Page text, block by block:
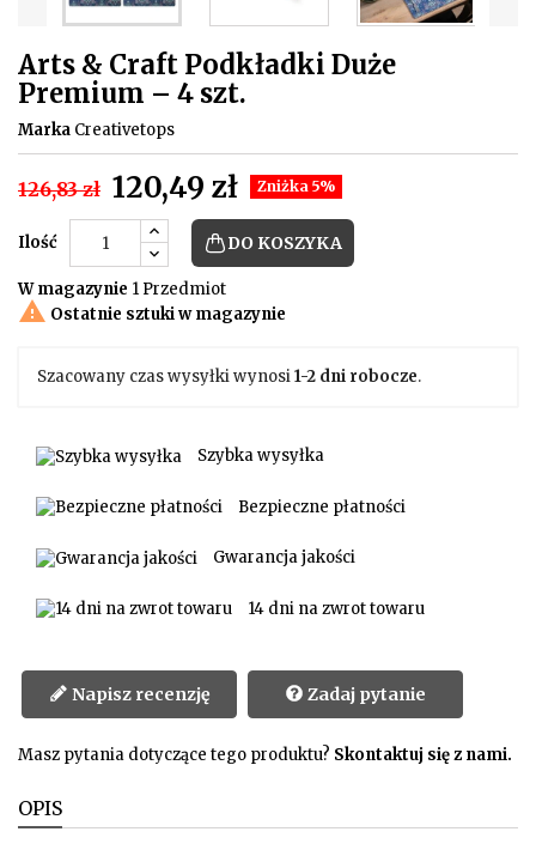
Arts & Craft Podkładki Duże
Premium – 4 szt.
Marka Creativetops
126,83 zł 120,49 zł Zniżka 5%
Ilość DO KOSZYKA
W magazynie 1 Przedmiot
 Ostatnie sztuki w magazynie
Szacowany czas wysyłki wynosi1-2 dni robocze.
Szybka wysyłka
Bezpieczne płatności
Gwarancja jakości
14 dni na zwrot towaru
Napisz recenzję Zadaj pytanie
Masz pytania dotyczące tego produktu? Skontaktuj się z nami.
OPIS